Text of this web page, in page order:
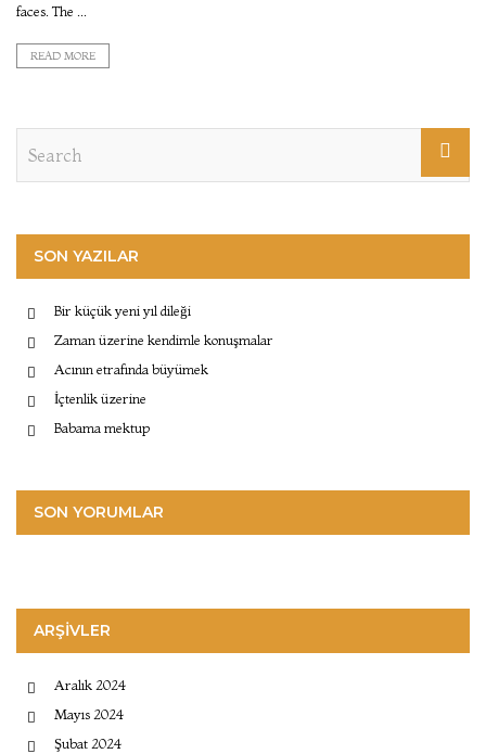
faces. The ...
READ MORE
SON YAZILAR
Bir küçük yeni yıl dileği
Zaman üzerine kendimle konuşmalar
Acının etrafında büyümek
İçtenlik üzerine
Babama mektup
SON YORUMLAR
ARŞIVLER
Aralık 2024
Mayıs 2024
Şubat 2024